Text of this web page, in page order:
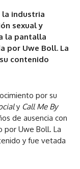
la industria
sexual y
la pantalla
por Uwe Boll. La
contenido
por su
y Call Me By
de ausencia con
por Uwe Boll. La
y fue vetada